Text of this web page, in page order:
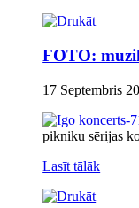
FOTO:
17 Septembris
pikniku sērijas
Lasīt tālāk